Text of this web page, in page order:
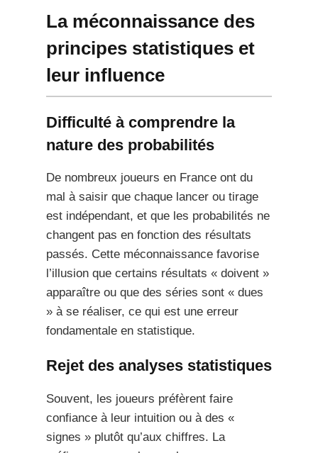
La méconnaissance des
principes statistiques et
leur influence
Difficulté à comprendre la
nature des probabilités
De nombreux joueurs en France ont du
mal à saisir que chaque lancer ou tirage
est indépendant, et que les probabilités ne
changent pas en fonction des résultats
passés. Cette méconnaissance favorise
l’illusion que certains résultats « doivent »
apparaître ou que des séries sont « dues
» à se réaliser, ce qui est une erreur
fondamentale en statistique.
Rejet des analyses statistiques
Souvent, les joueurs préfèrent faire
confiance à leur intuition ou à des «
signes » plutôt qu’aux chiffres. La